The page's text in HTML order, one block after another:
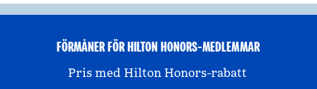
FÖRMÅNER FÖR HILTON HONORS-MEDLEMMAR
Pris med Hilton Honors-rabatt